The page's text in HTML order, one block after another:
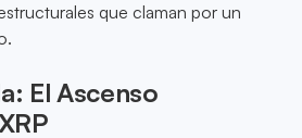
que claman por un
El Ascenso